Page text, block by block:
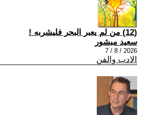
(12) من لم يعبر البحر فليشربه !
سعيد مبشور
2026 / 8 / 7
الادب والفن